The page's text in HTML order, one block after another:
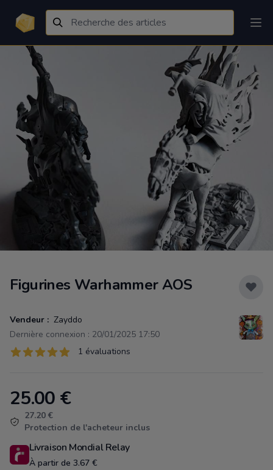
Figurines Warhammer AOS
Vendeur : Zayddo
Dernière connexion : 20/01/2025 17:50
Évaluations
1 sur 5 étoiles 1 évaluations
Product information
25.00 €
27.20 €
Protection de l'acheteur inclus
Livraison Mondial Relay
À partir de 3.67 €